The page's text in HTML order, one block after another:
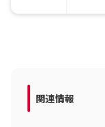
関連情報